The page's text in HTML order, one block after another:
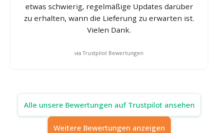
etwas schwierig, regelmäßige Updates darüber
zu erhalten, wann die Lieferung zu erwarten ist.
Vielen Dank.
via Trustpilot Bewertungen
Alle unsere Bewertungen auf Trustpilot ansehen
Weitere Bewertungen anzeigen